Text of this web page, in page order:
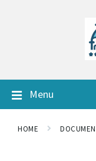
Menu
HOME